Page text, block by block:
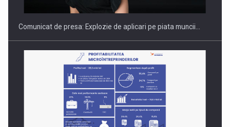
Comunicat de presa: Explozie de aplicari pe piata muncii…